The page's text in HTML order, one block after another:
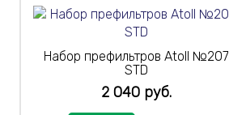
Набор префильтров Atoll №207
STD
2 040 руб.